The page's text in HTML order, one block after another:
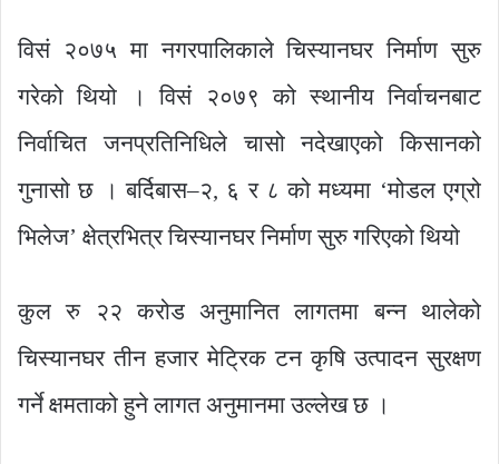
विसं २०७५ मा नगरपालिकाले चिस्यानघर निर्माण सुरु
गरेको थियो । विसं २०७९ को स्थानीय निर्वाचनबाट
निर्वाचित जनप्रतिनिधिले चासो नदेखाएको किसानको
गुनासो छ । बर्दिबास–२, ६ र ८ को मध्यमा ‘मोडल एग्रो
भिलेज’ क्षेत्रभित्र चिस्यानघर निर्माण सुरु गरिएको थियो
कुल रु २२ करोड अनुमानित लागतमा बन्न थालेको
चिस्यानघर तीन हजार मेट्रिक टन कृषि उत्पादन सुरक्षण
गर्ने क्षमताको हुने लागत अनुमानमा उल्लेख छ ।